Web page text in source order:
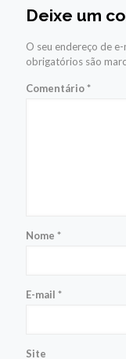
Deixe um
O seu endereço de
obrigatórios são
Comentário*
Nome *
E-mail *
Site